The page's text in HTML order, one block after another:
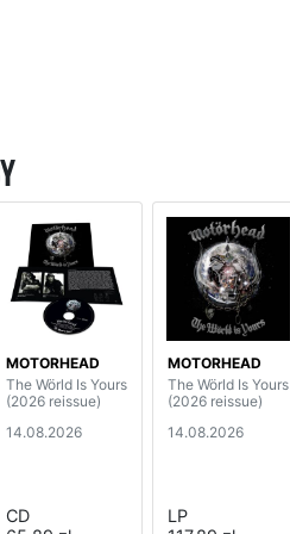
MOTORHEAD
The Wörld Is Yours
(2026 reissue)
14.08.2026
CD
MOTORHEAD
The Wörld Is Yours
(2026 reissue)
14.08.2026
LP